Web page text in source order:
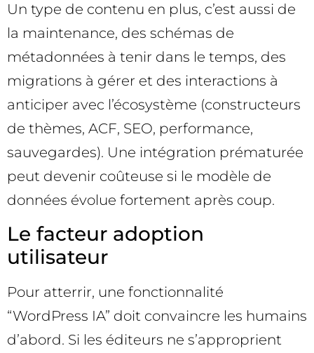
Un type de contenu en plus, c’est aussi de
la maintenance, des schémas de
métadonnées à tenir dans le temps, des
migrations à gérer et des interactions à
anticiper avec l’écosystème (constructeurs
de thèmes, ACF, SEO, performance,
sauvegardes). Une intégration prématurée
peut devenir coûteuse si le modèle de
données évolue fortement après coup.
Le facteur adoption
utilisateur
Pour atterrir, une fonctionnalité
“WordPress IA” doit convaincre les humains
d’abord. Si les éditeurs ne s’approprient